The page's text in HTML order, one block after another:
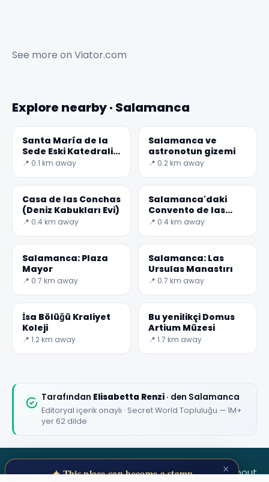
See more on Viator.com
Explore nearby · Salamanca
Santa María de la
Sede Eski Katedrali
(Eski Katedral)
📍 0.1 km away
Salamanca ve
astronotun gizemi
📍 0.2 km away
Casa de las Conchas
(Deniz Kabukları Evi)
📍 0.4 km away
Salamanca'daki
Convento de las
Dueñas
📍 0.4 km away
Salamanca: Plaza
Mayor
📍 0.7 km away
Salamanca: Las
Ursulas Manastırı
📍 0.7 km away
İsa Bölüğü Kraliyet
Koleji
📍 1.2 km away
Bu yenilikçi Domus
Artium Müzesi
📍 1.7 km away
Tarafından Elisabetta Renzi · den Salamanca
Editoryal içerik onaylı · Secret World Topluluğu — 1M+
yer 62 dilde
SECRET WORLD TermsPrivacyAbout
×
✦ This place can become a stamp